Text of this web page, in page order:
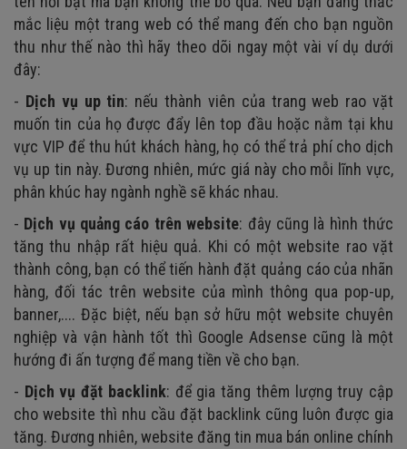
mắc liệu một trang web có thể mang đến cho bạn nguồn
thu như thế nào thì hãy theo dõi ngay một vài ví dụ dưới
đây:
- Dịch vụ up tin: nếu thành viên của trang web rao vặt
muốn tin của họ được đẩy lên top đầu hoặc nằm tại khu
vực VIP để thu hút khách hàng, họ có thể trả phí cho dịch
vụ up tin này. Đương nhiên, mức giá này cho mỗi lĩnh vực,
phân khúc hay ngành nghề sẽ khác nhau.
- Dịch vụ quảng cáo trên website: đây cũng là hình thức
tăng thu nhập rất hiệu quả. Khi có một website rao vặt
thành công, bạn có thể tiến hành đặt quảng cáo của nhãn
hàng, đối tác trên website của mình thông qua pop-up,
banner,.... Đặc biệt, nếu bạn sở hữu một website chuyên
nghiệp và vận hành tốt thì Google Adsense cũng là một
hướng đi ấn tượng để mang tiền về cho bạn.
- Dịch vụ đặt backlink: để gia tăng thêm lượng truy cập
cho website thì nhu cầu đặt backlink cũng luôn được gia
tăng. Đương nhiên, website đăng tin mua bán online chính